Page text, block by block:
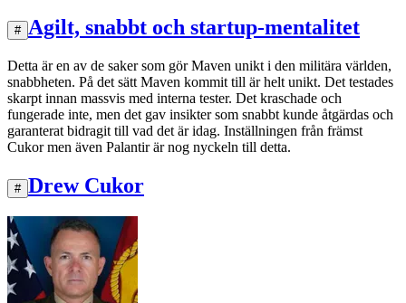
# Agilt, snabbt och startup-mentalitet
Detta är en av de saker som gör Maven unikt i den militära världen,
snabbheten. På det sätt Maven kommit till är helt unikt. Det testades
skarpt innan massvis med interna tester. Det kraschade och
fungerade inte, men det gav insikter som snabbt kunde åtgärdas och
garanterat bidragit till vad det är idag. Inställningen från främst
Cukor men även Palantir är nog nyckeln till detta.
# Drew Cukor